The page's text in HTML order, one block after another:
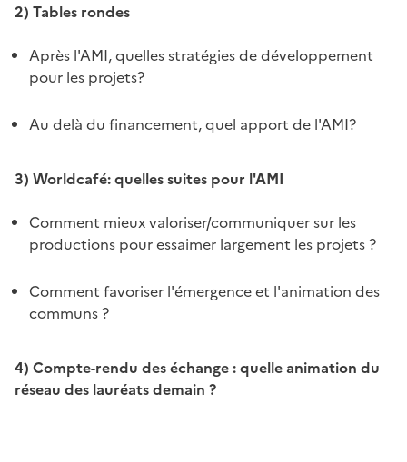
2) Tables rondes
Après l'AMI, quelles stratégies de développement
pour les projets?
Au delà du financement, quel apport de l'AMI?
3) Worldcafé: quelles suites pour l'AMI
Comment mieux valoriser/communiquer sur les
productions pour essaimer largement les projets ?
Comment favoriser l'émergence et l'animation des
communs ?
4) Compte-rendu des échange : quelle animation du
réseau des lauréats demain ?